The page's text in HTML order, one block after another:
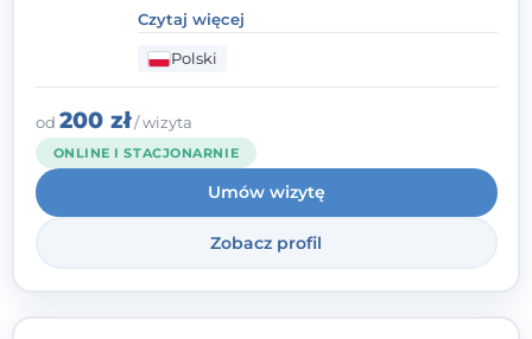
kliniczną. Oferuję konsultacje
psychologiczne i pierwszą pomoc
psychologiczną w kryzysie, przewlekłym
stresie czy obniżonym nastroju. Każde
spotkanie traktuję z szacunkiem,
uważnością i w atmosferze zaufania.
Czytaj więcej
Polski
od 200 zł/ wizyta
ONLINE I STACJONARNIE
Umów wizytę
Zobacz profil